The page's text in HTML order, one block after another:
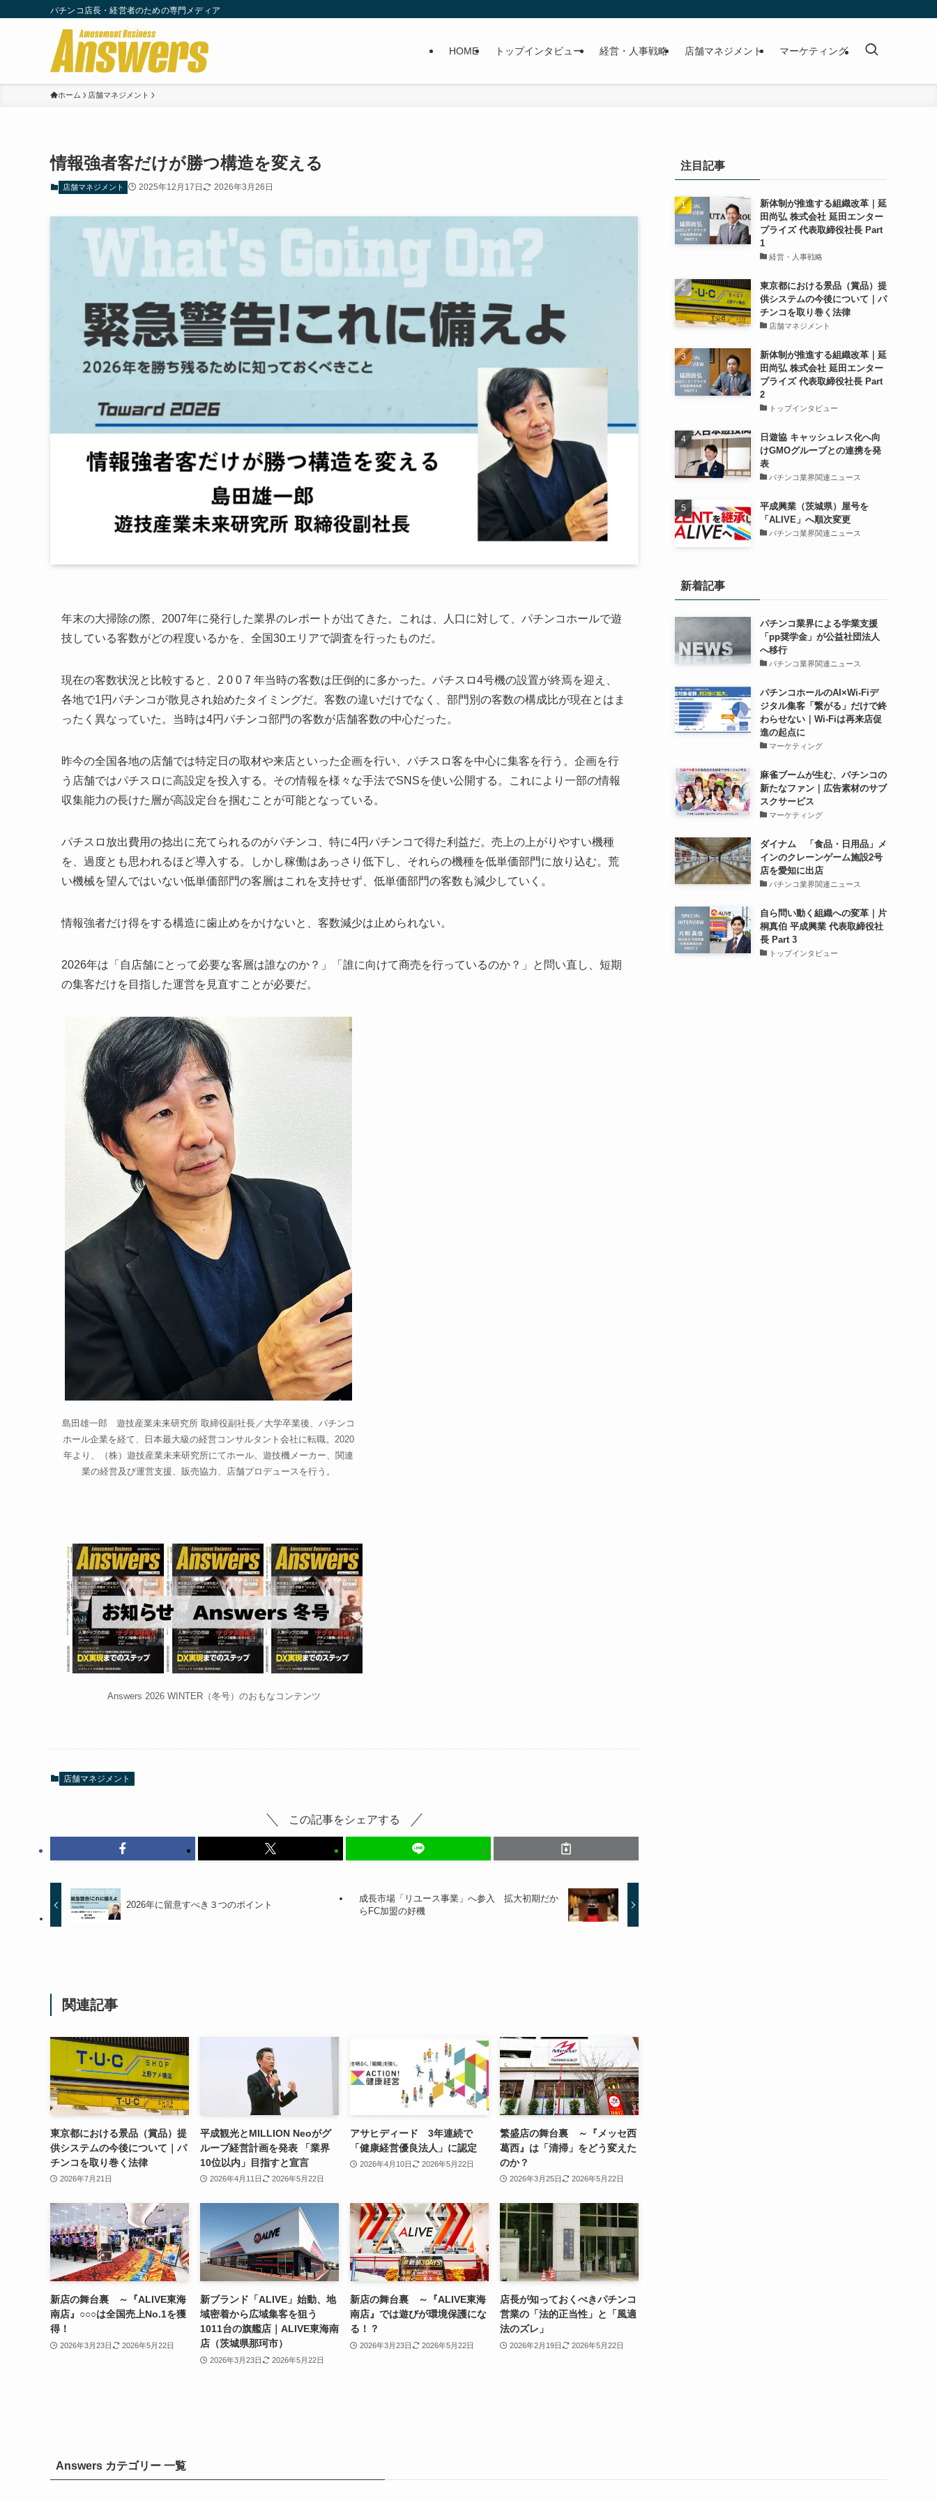
パチンコ店長・経営者のための専門メディア
HOME トップインタビュー 経営・人事戦略 店舗マネジメント マーケティング
ホーム 店舗マネジメント
情報強者客だけが勝つ構造を変える
店舗マネジメント 2025年12月17日 2026年3月26日
年末の大掃除の際、2007年に発行した業界のレポートが出てきた。これは、人口に対して、パチンコホールで遊
技している客数がどの程度いるかを、全国30エリアで調査を行ったものだ。
現在の客数状況と比較すると、2 0 0 7 年当時の客数は圧倒的に多かった。パチスロ4号機の設置が終焉を迎え、
各地で1円パチンコが散見され始めたタイミングだ。客数の違いだけでなく、部門別の客数の構成比が現在とはま
ったく異なっていた。当時は4円パチンコ部門の客数が店舗客数の中心だった。
昨今の全国各地の店舗では特定日の取材や来店といった企画を行い、パチスロ客を中心に集客を行う。企画を行
う店舗ではパチスロに高設定を投入する。その情報を様々な手法でSNSを使い公開する。これにより一部の情報
収集能力の長けた層が高設定台を掴むことが可能となっている。
パチスロ放出費用の捻出に充てられるのがパチンコ、特に4円パチンコで得た利益だ。売上の上がりやすい機種
を、過度とも思われるほど導入する。しかし稼働はあっさり低下し、それらの機種を低単価部門に放り込む。荒
い機械を望んではいない低単価部門の客層はこれを支持せず、低単価部門の客数も減少していく。
情報強者だけ得をする構造に歯止めをかけないと、客数減少は止められない。
2026年は「自店舗にとって必要な客層は誰なのか？」「誰に向けて商売を行っているのか？」と問い直し、短期
の集客だけを目指した運営を見直すことが必要だ。
島田雄一郎 遊技産業未来研究所 取締役副社長／大学卒業後、パチンコ
ホール企業を経て、日本最大級の経営コンサルタント会社に転職。2020
年より、（株）遊技産業未来研究所にてホール、遊技機メーカー、関連
業の経営及び運営支援、販売協力、店舗プロデュースを行う。
Answers 2026 WINTER（冬号）のおもなコンテンツ
店舗マネジメント
この記事をシェアする
2026年に留意すべき３つのポイント
成長市場「リユース事業」へ参入 拡大初期だか
らFC加盟の好機
関連記事
東京都における景品（賞品）提
供システムの今後について｜パ
チンコを取り巻く法律
2026年7月21日
平成観光とMILLION Neoがグ
ループ経営計画を発表 「業界
10位以内」目指すと宣言
2026年4月11日 2026年5月22日
アサヒディード 3年連続で
「健康経営優良法人」に認定
2026年4月10日 2026年5月22日
繁盛店の舞台裏 ～『メッセ西
葛西』は「清掃」をどう変えた
のか？
2026年3月25日 2026年5月22日
新店の舞台裏 ～『ALIVE東海
南店』○○○は全国売上No.1を獲
得！
2026年3月23日 2026年5月22日
新ブランド「ALIVE」始動、地
域密着から広域集客を狙う
1011台の旗艦店｜ALIVE東海南
店（茨城県那珂市）
2026年3月23日 2026年5月22日
新店の舞台裏 ～『ALIVE東海
南店』では遊びが環境保護にな
る！？
2026年3月23日 2026年5月22日
店長が知っておくべきパチンコ
営業の「法的正当性」と「風適
法のズレ」
2026年2月19日 2026年5月22日
注目記事
新体制が推進する組織改革｜延
田尚弘 株式会社 延田エンター
プライズ 代表取締役社長 Part
1
経営・人事戦略
東京都における景品（賞品）提
供システムの今後について｜パ
チンコを取り巻く法律
店舗マネジメント
新体制が推進する組織改革｜延
田尚弘 株式会社 延田エンター
プライズ 代表取締役社長 Part
2
トップインタビュー
日遊協 キャッシュレス化へ向
けGMOグループとの連携を発
表
パチンコ業界関連ニュース
平成興業（茨城県）屋号を
「ALIVE」へ順次変更
パチンコ業界関連ニュース
新着記事
パチンコ業界による学業支援
「pp奨学金」が公益社団法人
へ移行
パチンコ業界関連ニュース
パチンコホールのAI×Wi-Fiデ
ジタル集客「繋がる」だけで終
わらせない｜Wi-Fiは再来店促
進の起点に
マーケティング
麻雀ブームが生む、パチンコの
新たなファン｜広告素材のサブ
スクサービス
マーケティング
ダイナム 「食品・日用品」メ
インのクレーンゲーム施設2号
店を愛知に出店
パチンコ業界関連ニュース
自ら問い動く組織への変革｜片
桐真伯 平成興業 代表取締役社
長 Part 3
トップインタビュー
Answers カテゴリー 一覧